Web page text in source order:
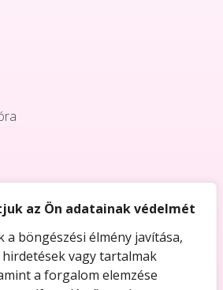
az Ön adatainak védelmét
a böngészési élmény javítása,
vagy tartalmak
a forgalom elemzése